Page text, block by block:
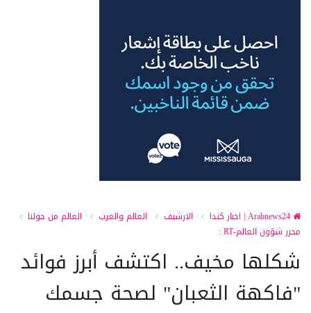
الارشيف العالم والعرب
العالم من حولنا
محرر شؤون العالم-RT :
شكلها مخيف.. اكتشف أبرز فوائد
"فاكهة الثعبان" لصحة جسمك